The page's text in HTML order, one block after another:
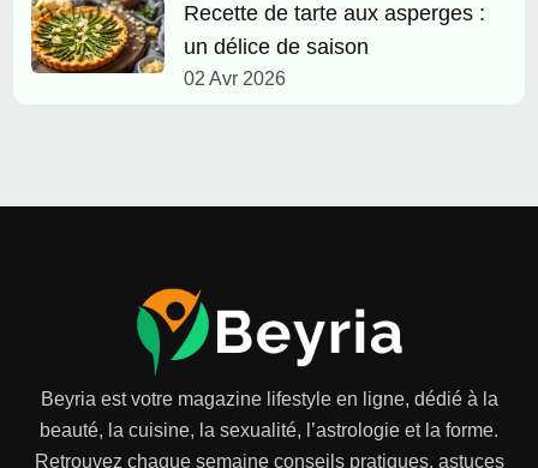
Recette de tarte aux asperges :
un délice de saison
02 Avr 2026
Beyria est votre magazine lifestyle en ligne, dédié à la
beauté, la cuisine, la sexualité, l’astrologie et la forme.
Retrouvez chaque semaine conseils pratiques, astuces